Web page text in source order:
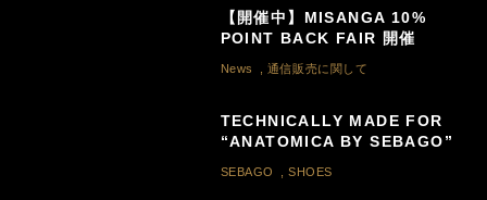
【開催中】MISANGA 10%
POINT BACK FAIR 開催
News 通信販売に関して
TECHNICALLY MADE FOR
“ANATOMICA BY SEBAGO”
SEBAGO ,SHOES